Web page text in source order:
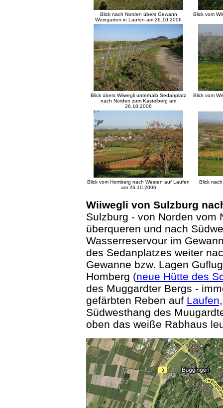
Blick nach Norden übers Gewann
Weingarten in Laufen am 26.10.2006
Blick vom
Blick übers Wiiwegli unterhalb Sedanplatz
nach Norden zum Kastelberg am
26.10.2006
Blick vom
Blick vom Homberg nach Westen auf Laufen
am 26.10.2006
Blick
Wiiwegli von Sulzburg
Sulzburg - von Norden vom
überqueren und nach
Wasserreservour im
des Sedanplatzes weiter
Gewanne bzw. Lagen
Homberg (neue Hütte des
des Muggardter Bergs -
gefärbten Reben auf Laufen
Südwesthang des
oben das weiße Rabhaus